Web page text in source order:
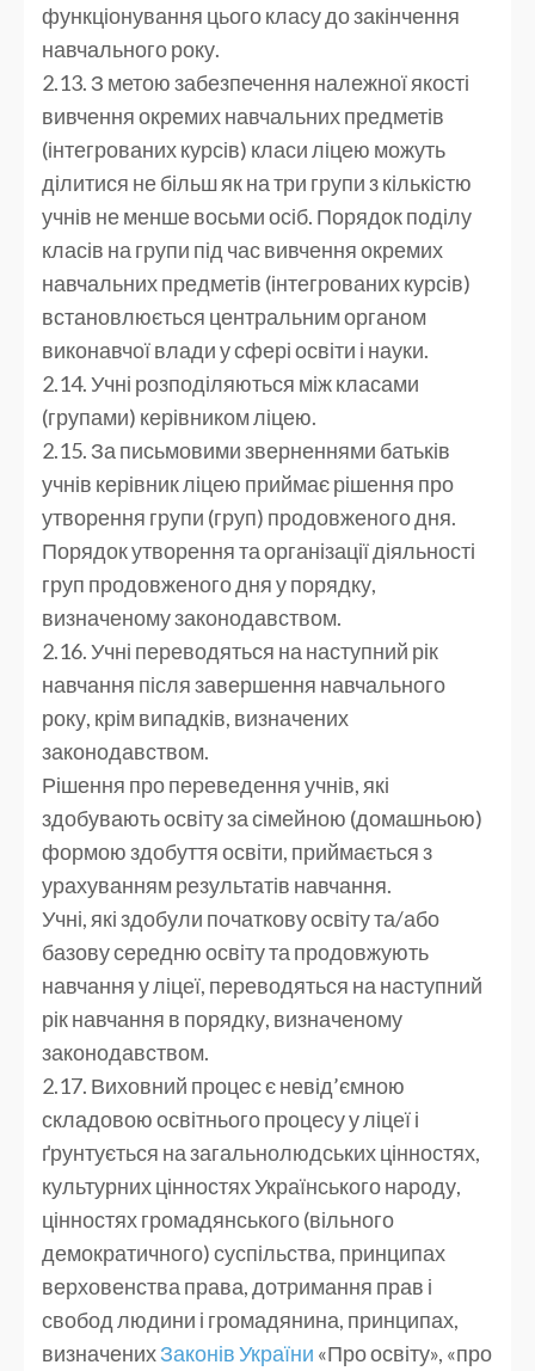
функціонування цього класу до закінчення
навчального року.
2.13. З метою забезпечення належної якості
вивчення окремих навчальних предметів
(інтегрованих курсів) класи ліцею можуть
ділитися не більш як на три групи з кількістю
учнів не менше восьми осіб. Порядок поділу
класів на групи під час вивчення окремих
навчальних предметів (інтегрованих курсів)
встановлюється центральним органом
виконавчої влади у сфері освіти і науки.
2.14. Учні розподіляються між класами
(групами) керівником ліцею.
2.15. За письмовими зверненнями батьків
учнів керівник ліцею приймає рішення про
утворення групи (груп) продовженого дня.
Порядок утворення та організації діяльності
груп продовженого дня у порядку,
визначеному законодавством.
2.16. Учні переводяться на наступний рік
навчання після завершення навчального
року, крім випадків, визначених
законодавством.
Рішення про переведення учнів, які
здобувають освіту за сімейною (домашньою)
формою здобуття освіти, приймається з
урахуванням результатів навчання.
Учні, які здобули початкову освіту та/або
базову середню освіту та продовжують
навчання у ліцеї, переводяться на наступний
рік навчання в порядку, визначеному
законодавством.
2.17. Виховний процес є невід’ємною
складовою освітнього процесу у ліцеї і
ґрунтується на загальнолюдських цінностях,
культурних цінностях Українського народу,
цінностях громадянського (вільного
демократичного) суспільства, принципах
верховенства права, дотримання прав і
свобод людини і громадянина, принципах,
визначенихЗаконів України «Про освіту», «про